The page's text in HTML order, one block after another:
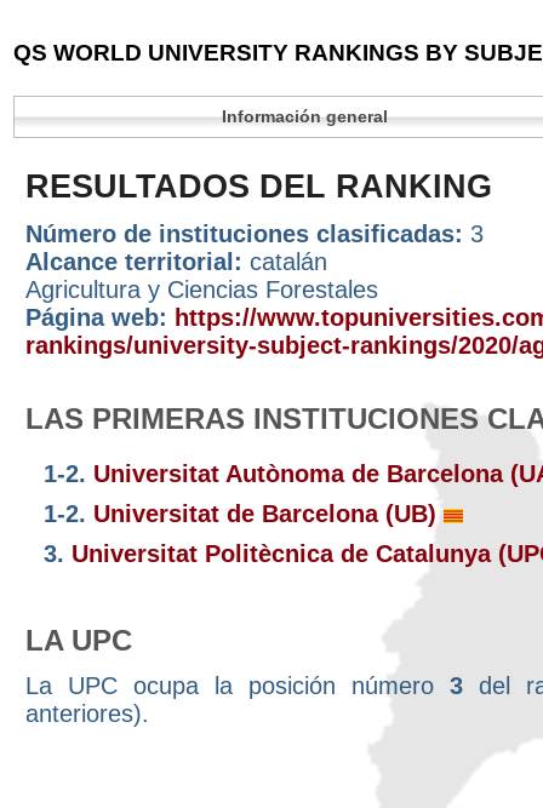
QS WORLD UNIVERSITY RANKINGS BY
Información general
RESULTADOS DEL RANKING
Número de instituciones clasificadas: 3
Alcance territorial: catalán
Agricultura y Ciencias Forestales
Página web: https://
rankings/university-subject-rankings/2020/
LAS PRIMERAS INSTITUCIONES
1-2. Universitat Autònoma de Barcelona
1-2. Universitat de Barcelona (UB)
3. Universitat Politècnica de Catalunya
LA UPC
La UPC ocupa la posición número3 del
anteriores).